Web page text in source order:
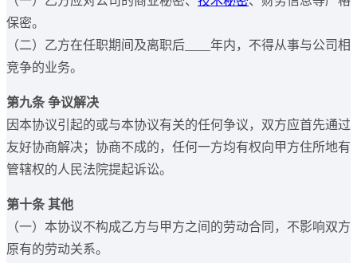
保密。
（二）乙方在任职期间及离职后____年内，不得从事与公司相
竞争的业务。
第九条 争议解决
因本协议引起的或与本协议有关的任何争议，双方应首先通过
友好协商解决；协商不成的，任何一方均有权向甲方住所地有
管辖权的人民法院提起诉讼。
第十条 其他
（一）本协议不构成乙方与甲方之间的劳动合同，不影响双方
原有的劳动关系。